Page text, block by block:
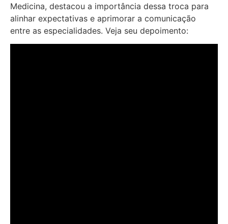
Medicina, destacou a importância dessa troca para
alinhar expectativas e aprimorar a comunicação
entre as especialidades. Veja seu depoimento: